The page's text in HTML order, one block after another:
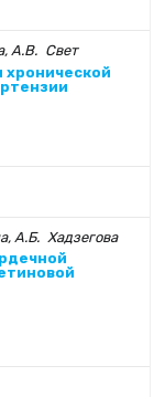
А.В. Свет
хронической
А.Б. Хадзегова